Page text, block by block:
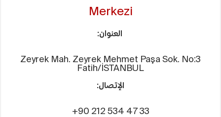
Merkezi
العنوان:
Zeyrek Mah. Zeyrek Mehmet Paşa Sok. No:3
Fatih/İSTANBUL
الإتصال:
+90 212 534 47 33